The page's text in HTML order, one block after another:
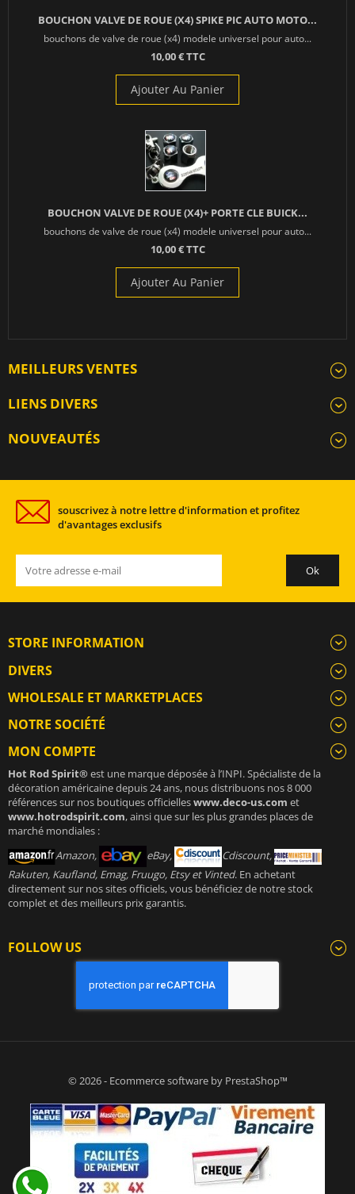
BOUCHON VALVE DE ROUE (X4) SPIKE PIC AUTO MOTO...
bouchons de valve de roue (x4) modele universel pour auto...
10,00 € TTC
Ajouter Au Panier
BOUCHON VALVE DE ROUE (X4)+ PORTE CLE BUICK...
bouchons de valve de roue (x4) modele universel pour auto...
10,00 € TTC
Ajouter Au Panier
MEILLEURS VENTES
LIENS DIVERS
NOUVEAUTÉS
souscrivez à notre lettre d'information et profitez
d'avantages exclusifs
STORE INFORMATION
DIVERS
WHOLESALE ET MARKETPLACES
NOTRE SOCIÉTÉ
MON COMPTE
Hot Rod Spirit®est une marque déposée à l’INPI. Spécialiste de la
décoration américaine depuis 24 ans, nous distribuons nos 8 000
références sur nos boutiques officielleswww.deco-us.com et
www.hotrodspirit.com, ainsi que sur les plus grandes places de
marché mondiales :
Amazon,
eBay,
Cdiscount,
Rakuten, Kaufland, Emag, Fruugo, Etsy et Vinted. En achetant
directement sur nos sites officiels, vous bénéficiez de notre stock
complet et des meilleurs prix garantis.
FOLLOW US
© 2026 - Ecommerce software by PrestaShop™